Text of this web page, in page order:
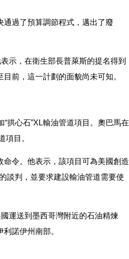
過了預算調節程式，邁出了廢
示，在衛生部長普萊斯的提名得到
前，這一計劃的面貌尚未可知。
心石”XL輸油管道項目。奧巴馬在
項目。
令。他表示，該項目可為美國創造
談判，並要求建設輸油管道需要使
運送到墨西哥灣附近的石油精煉
諾伊州南部。